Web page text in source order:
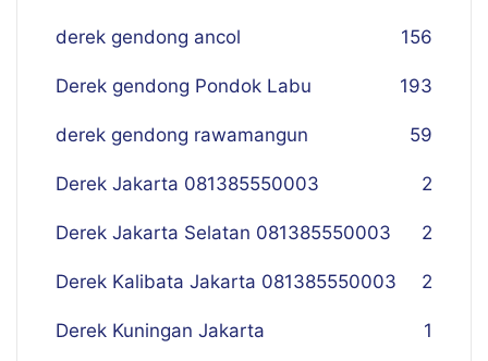
derek gendong ancol 156
Derek gendong Pondok Labu 193
derek gendong rawamangun 59
Derek Jakarta 081385550003 2
Derek Jakarta Selatan 081385550003 2
Derek Kalibata Jakarta 081385550003 2
Derek Kuningan Jakarta 1